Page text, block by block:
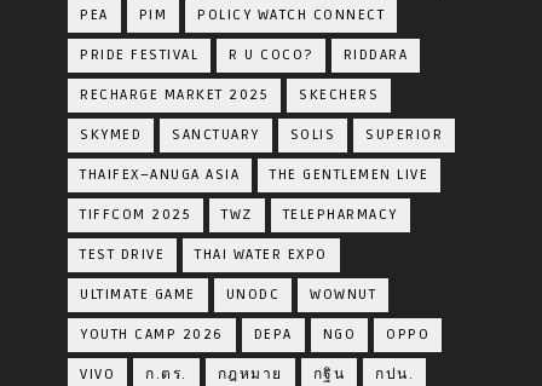
PEA PIM POLICY WATCH CONNECT
PRIDE FESTIVAL R U COCO? RIDDARA
RECHARGE MARKET 2025 SKECHERS
SKYMED SANCTUARY SOLIS SUPERIOR
THAIFEX–ANUGA ASIA THE GENTLEMEN LIVE
TIFFCOM 2025 TWZ TELEPHARMACY
TEST DRIVE THAI WATER EXPO
ULTIMATE GAME UNODC WOWNUT
YOUTH CAMP 2026 DEPA NGO OPPO
VIVO ก.ตร. กฎหมาย กฐิน กปน.